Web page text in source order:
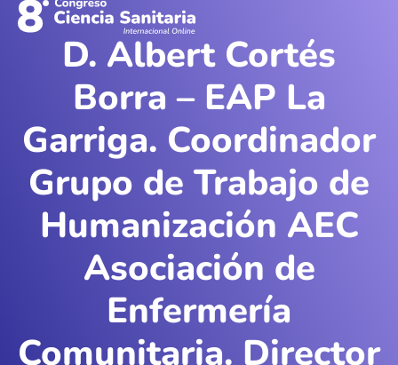
D. Albert Cortés
Borra – EAP La
Garriga. Coordinador
Grupo de Trabajo de
Humanización AEC
Asociación de
Enfermería
Comunitaria. Director